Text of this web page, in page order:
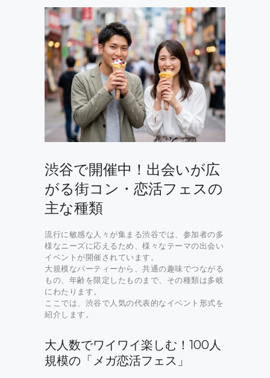
渋谷で開催中！出会いが広
がる街コン・恋活フェスの
主な種類
流行に敏感な人々が集まる渋谷では、参加者の多
様なニーズに応えるため、様々なテーマの出会い
イベントが開催されています。
大規模なパーティーから、共通の趣味でつながる
もの、年齢を限定したものまで、その種類は多岐
にわたります。
ここでは、渋谷で人気の代表的なイベント形式を
紹介します。
大人数でワイワイ楽しむ！100人
規模の「メガ恋活フェス」